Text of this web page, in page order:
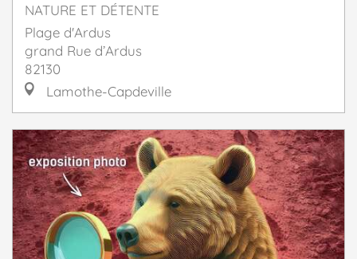
NATURE ET DÉTENTE
Plage d'Ardus
grand Rue d’Ardus
82130
Lamothe-Capdeville